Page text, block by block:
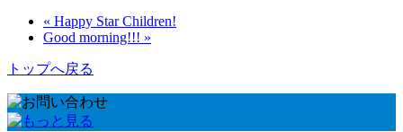
« Happy Star Children!
Good morning!!! »
トップへ戻る